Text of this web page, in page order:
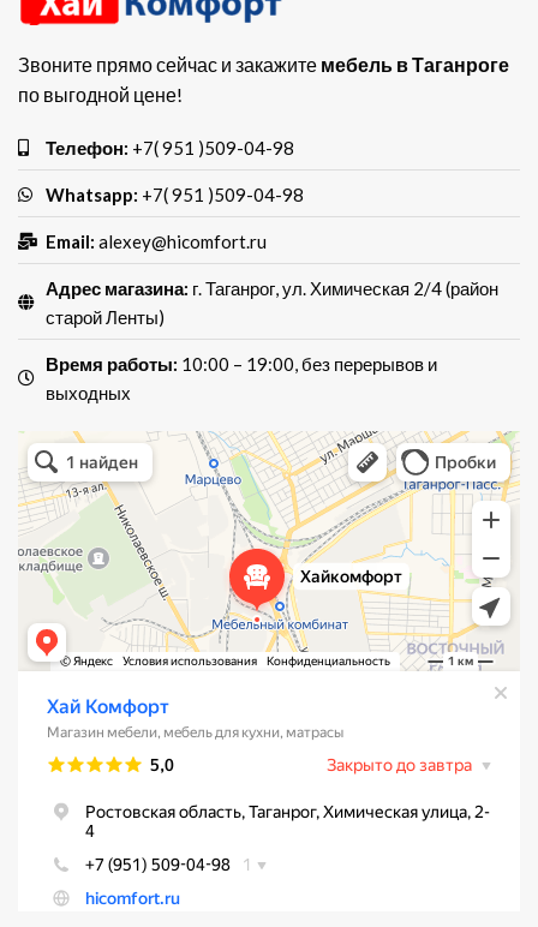
Звоните прямо сейчас и закажите мебель в Таганроге
по выгодной цене!
Телефон: +7( 951 )509-04-98
Whatsapp: +7( 951 )509-04-98
Email: alexey@hicomfort.ru
Адрес магазина: г. Таганрог, ул. Химическая 2/4 (район
старой Ленты)
Время работы: 10:00 – 19:00, без перерывов и
выходных
Хай Комфорт
Магазин мебели в Таганроге
Мебель для кухни в Таганроге